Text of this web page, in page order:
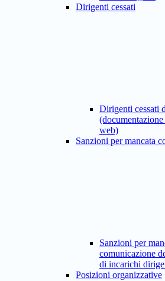
Dirigenti cessati
Dirigenti cessati
web)
Sanzioni per mancata
Sanzioni per
comunicazione
di incarichi
Posizioni organizzative